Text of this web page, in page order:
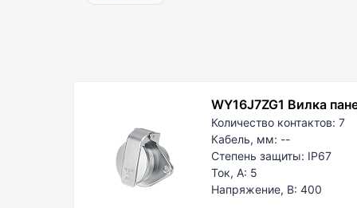
13,5-
WY16J7ZG1 Вилка
Количество контактов: 7
Кабель, мм: --
Степень защиты: IP67
Ток, А: 5
Напряжение, В: 400